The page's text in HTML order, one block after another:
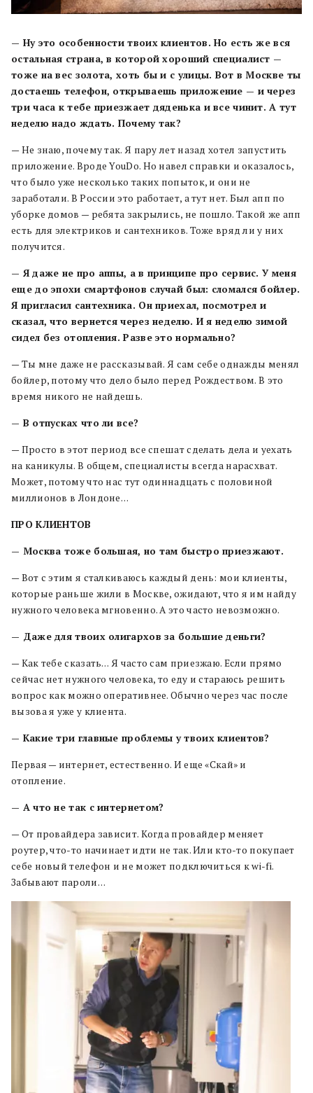
— Ну это особенности твоих клиентов. Но есть же вся
остальная страна, в которой хороший специалист —
тоже на вес золота, хоть бы и с улицы. Вот в Москве ты
достаешь телефон, открываешь приложение — и через
три часа к тебе приезжает дяденька и все чинит. А тут
неделю надо ждать. Почему так?
— Не знаю, почему так. Я пару лет назад хотел запустить
приложение. Вроде YouDo. Но навел справки и оказалось,
что было уже несколько таких попыток, и они не
заработали. В России это работает, а тут нет. Был апп по
уборке домов — ребята закрылись, не пошло. Такой же апп
есть для электриков и сантехников. Тоже вряд ли у них
получится.
— Я даже не про аппы, а в принципе про сервис. У меня
еще до эпохи смартфонов случай был: сломался бойлер.
Я пригласил сантехника. Он приехал, посмотрел и
сказал, что вернется через неделю. И я неделю зимой
сидел без отопления. Разве это нормально?
— Ты мне даже не рассказывай. Я сам себе однажды менял
бойлер, потому что дело было перед Рождеством. В это
время никого не найдешь.
— В отпусках что ли все?
— Просто в этот период все спешат сделать дела и уехать
на каникулы. В общем, специалисты всегда нарасхват.
Может, потому что нас тут одиннадцать с половиной
миллионов в Лондоне…
ПРО КЛИЕНТОВ
— Москва тоже большая, но там быстро приезжают.
— Вот с этим я сталкиваюсь каждый день: мои клиенты,
которые раньше жили в Москве, ожидают, что я им найду
нужного человека мгновенно. А это часто невозможно.
— Даже для твоих олигархов за большие деньги?
— Как тебе сказать… Я часто сам приезжаю. Если прямо
сейчас нет нужного человека, то еду и стараюсь решить
вопрос как можно оперативнее. Обычно через час после
вызова я уже у клиента.
— Какие три главные проблемы у твоих клиентов?
Первая — интернет, естественно. И еще «Скай» и
отопление.
— А что не так с интернетом?
— От провайдера зависит. Когда провайдер меняет
роутер, что-то начинает идти не так. Или кто-то покупает
себе новый телефон и не может подключиться к wi-fi.
Забывают пароли…